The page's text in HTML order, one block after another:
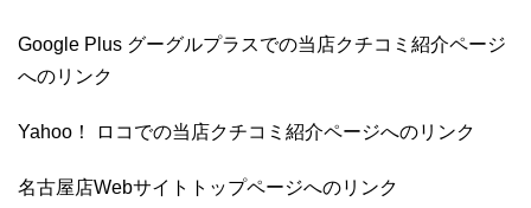
Google Plus グーグルプラスでの当店クチコミ紹介ページ
へのリンク
Yahoo！ ロコでの当店クチコミ紹介ページへのリンク
名古屋店Webサイトトップページへのリンク